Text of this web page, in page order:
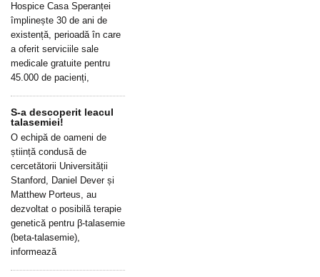
Hospice Casa Speranței
împlinește 30 de ani de
existență, perioadă în care
a oferit serviciile sale
medicale gratuite pentru
45.000 de pacienți,
S-a descoperit leacul
talasemiei!
O echipă de oameni de
știință condusă de
cercetătorii Universității
Stanford, Daniel Dever și
Matthew Porteus, au
dezvoltat o posibilă terapie
genetică pentru β-talasemie
(beta-talasemie),
informează